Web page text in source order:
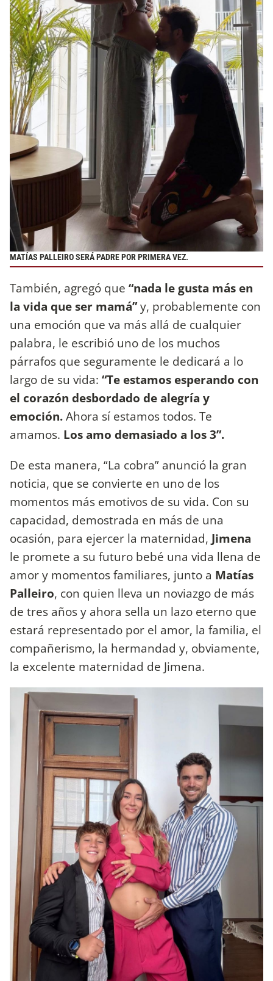
MATÍAS PALLEIRO SERÁ PADRE POR PRIMERA VEZ.
También, agregó que “nada le gusta más en
la vida que ser mamá”y, probablemente con
una emoción que va más allá de cualquier
palabra, le escribió uno de los muchos
párrafos que seguramente le dedicará a lo
largo de su vida: “Te estamos esperando con
el corazón desbordado de alegría y
emoción.Ahora sí estamos todos. Te
amamos. Los amo demasiado a los 3”.
De esta manera, “La cobra” anunció la gran
noticia, que se convierte en uno de los
momentos más emotivos de su vida. Con su
capacidad, demostrada en más de una
ocasión, para ejercer la maternidad, Jimena
le promete a su futuro bebé una vida llena de
amor y momentos familiares, junto a Matías
Palleiro, con quien lleva un noviazgo de más
de tres años y ahora sella un lazo eterno que
estará representado por el amor, la familia, el
compañerismo, la hermandad y, obviamente,
la excelente maternidad de Jimena.